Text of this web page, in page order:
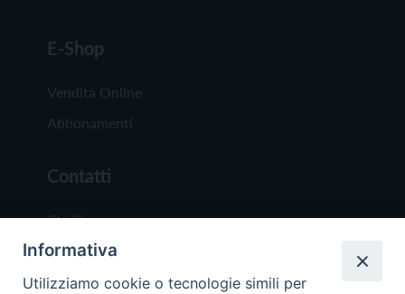
E-Shop
Vendita Online
Abbonamenti
Contatti
Chi Siamo
Redazione
Scrivici
Informativa
Utilizziamo cookie o tecnologie simili per